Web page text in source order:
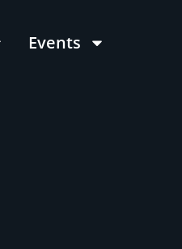
Events